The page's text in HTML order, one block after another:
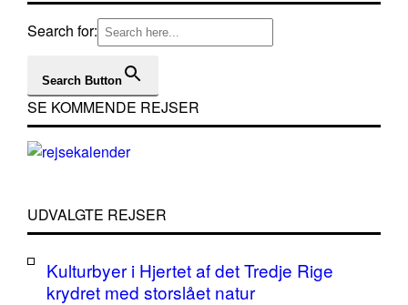
Search for:
Search Button
SE KOMMENDE REJSER
UDVALGTE REJSER
Kulturbyer i Hjertet af det Tredje Rige
krydret med storslået natur